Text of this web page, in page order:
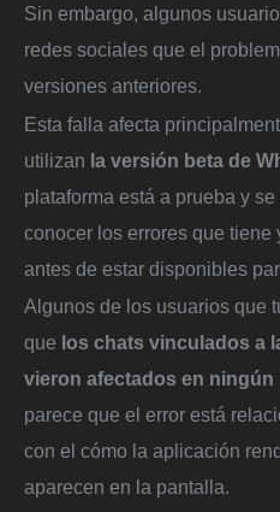
Sin embargo, algunos
redes sociales que el
versiones anteriores.
Esta falla afecta
utilizan la versión beta de
plataforma está a prueba y
conocer los errores que
antes de estar disponibles
Algunos de los usuarios que
que los chats vinculados a
vieron afectados en ningún
parece que el error está
con el cómo la aplicación
aparecen en la pantalla.